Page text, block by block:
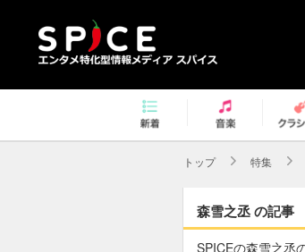
トップ 特集
森雪之丞 の記事
SPICEの森雪之丞